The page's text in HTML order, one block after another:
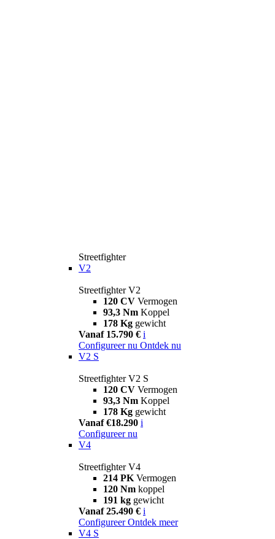
Streetfighter
V2
Streetfighter V2
120 CV Vermogen
93,3 Nm Koppel
178 Kg gewicht
Vanaf 15.790 € i
Configureer nu Ontdek nu
V2 S
Streetfighter V2 S
120 CV Vermogen
93,3 Nm Koppel
178 Kg gewicht
Vanaf €18.290 i
Configureer nu
V4
Streetfighter V4
214 PK Vermogen
120 Nm koppel
191 kg gewicht
Vanaf 25.490 € i
Configureer Ontdek meer
V4 S